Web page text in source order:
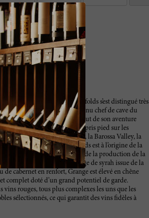
2019
début des années 1950, Penfolds s’est distingué très
Max Schubert est devenu chef de cave du
1948, date qui marque le début de son aventure
Les meilleures vignes ont pris pied sur les
méridionale : Adelaïde, la Barossa Valley, la
et McLaren Vale. Penfolds est à l’origine de la
s’il en est une et summum de la production de la
après sa genèse. Assemblage de syrah issue de la
de cabernet en renfort, Grange est élevé en chêne
complet doté d’un grand potentiel de garde.
rouges, tous plus complexes les uns que les
sélectionnés, ce qui garantit des vins fidèles à